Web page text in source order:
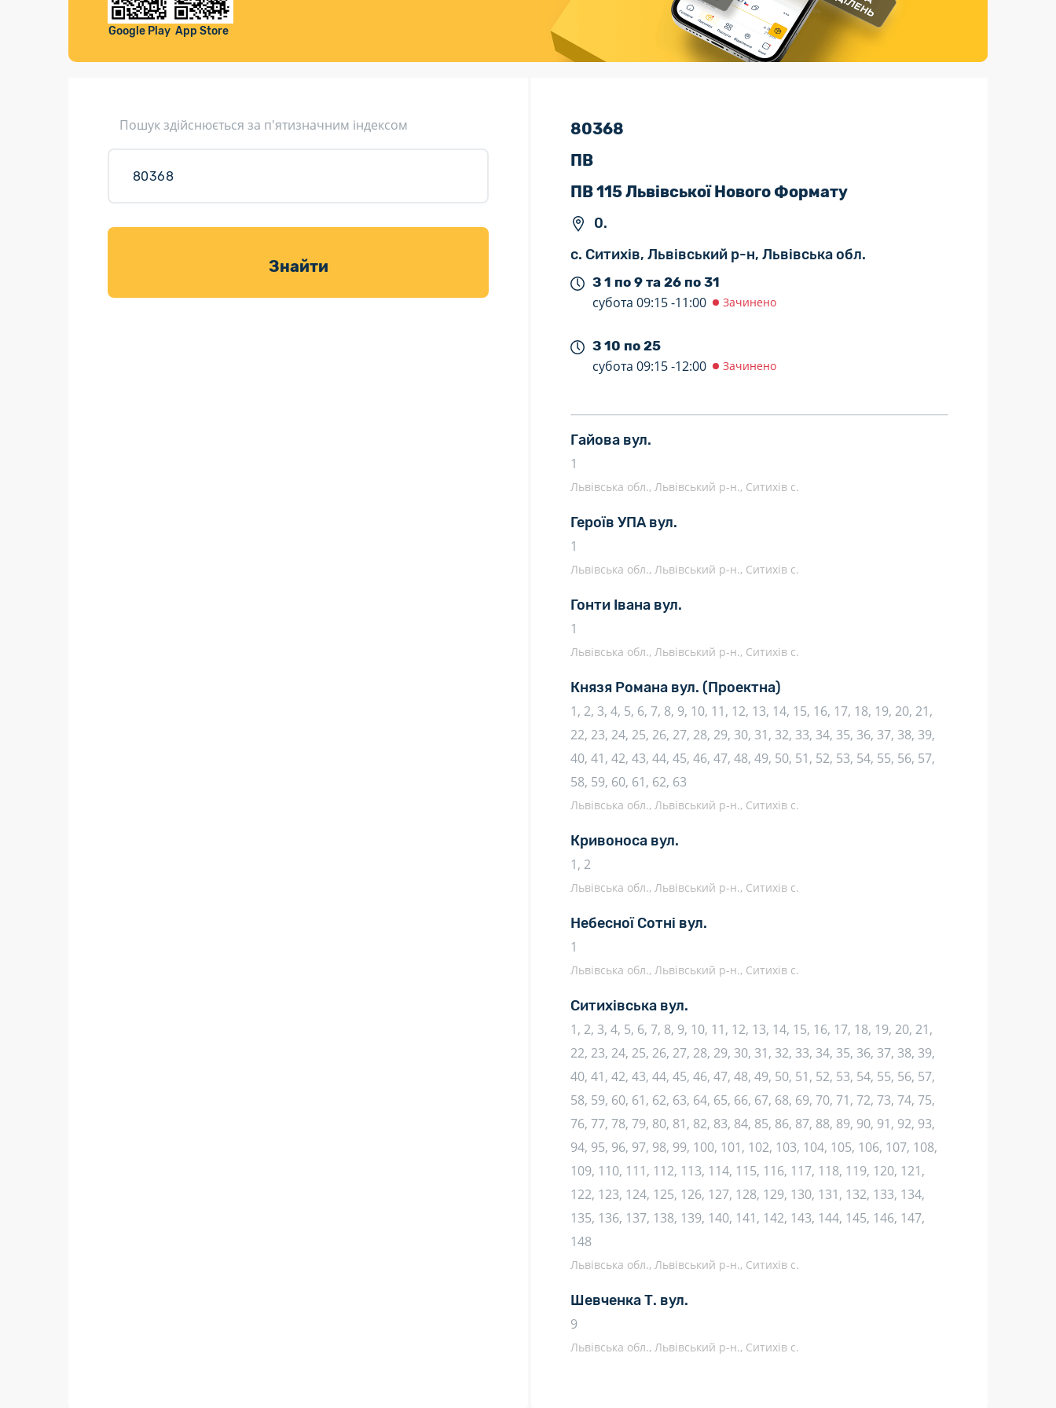
Листи та листівки
Доставка товарів для саду
Валютно-обмінні операції
Страхові послуги
Каталог «Укрпошта Маркет»
Google Play App Store
Пошук здійснюється за п'ятизначним індексом
Знайти
80368
ПВ
ПВ 115 Львівської Нового Формату
0.
с. Ситихів, Львівський р-н, Львівська обл.
З 1 по 9 та 26 по 31
субота 09:15 -11:00 Зачинено
З 10 по 25
субота 09:15 -12:00 Зачинено
Гайова вул.
1
Львівська обл., Львівський р-н., Ситихів с.
Героїв УПА вул.
1
Львівська обл., Львівський р-н., Ситихів с.
Гонти Івана вул.
1
Львівська обл., Львівський р-н., Ситихів с.
Князя Романа вул. (Проектна)
1, 2, 3, 4, 5, 6, 7, 8, 9, 10, 11, 12, 13, 14, 15, 16, 17, 18, 19, 20, 21,
22, 23, 24, 25, 26, 27, 28, 29, 30, 31, 32, 33, 34, 35, 36, 37, 38, 39,
40, 41, 42, 43, 44, 45, 46, 47, 48, 49, 50, 51, 52, 53, 54, 55, 56, 57,
58, 59, 60, 61, 62, 63
Львівська обл., Львівський р-н., Ситихів с.
Кривоноса вул.
1, 2
Львівська обл., Львівський р-н., Ситихів с.
Небесної Сотні вул.
1
Львівська обл., Львівський р-н., Ситихів с.
Ситихівська вул.
1, 2, 3, 4, 5, 6, 7, 8, 9, 10, 11, 12, 13, 14, 15, 16, 17, 18, 19, 20, 21,
22, 23, 24, 25, 26, 27, 28, 29, 30, 31, 32, 33, 34, 35, 36, 37, 38, 39,
40, 41, 42, 43, 44, 45, 46, 47, 48, 49, 50, 51, 52, 53, 54, 55, 56, 57,
58, 59, 60, 61, 62, 63, 64, 65, 66, 67, 68, 69, 70, 71, 72, 73, 74, 75,
76, 77, 78, 79, 80, 81, 82, 83, 84, 85, 86, 87, 88, 89, 90, 91, 92, 93,
94, 95, 96, 97, 98, 99, 100, 101, 102, 103, 104, 105, 106, 107, 108,
109, 110, 111, 112, 113, 114, 115, 116, 117, 118, 119, 120, 121,
122, 123, 124, 125, 126, 127, 128, 129, 130, 131, 132, 133, 134,
135, 136, 137, 138, 139, 140, 141, 142, 143, 144, 145, 146, 147,
148
Львівська обл., Львівський р-н., Ситихів с.
Шевченка Т. вул.
9
Львівська обл., Львівський р-н., Ситихів с.